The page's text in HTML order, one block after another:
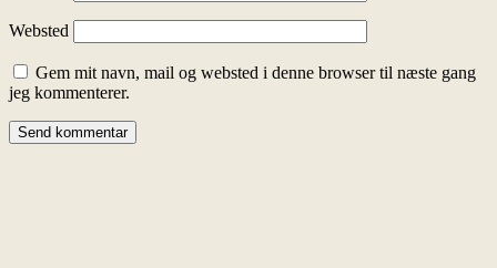
Websted
Gem mit navn, mail og websted i denne browser til næste gang
jeg kommenterer.